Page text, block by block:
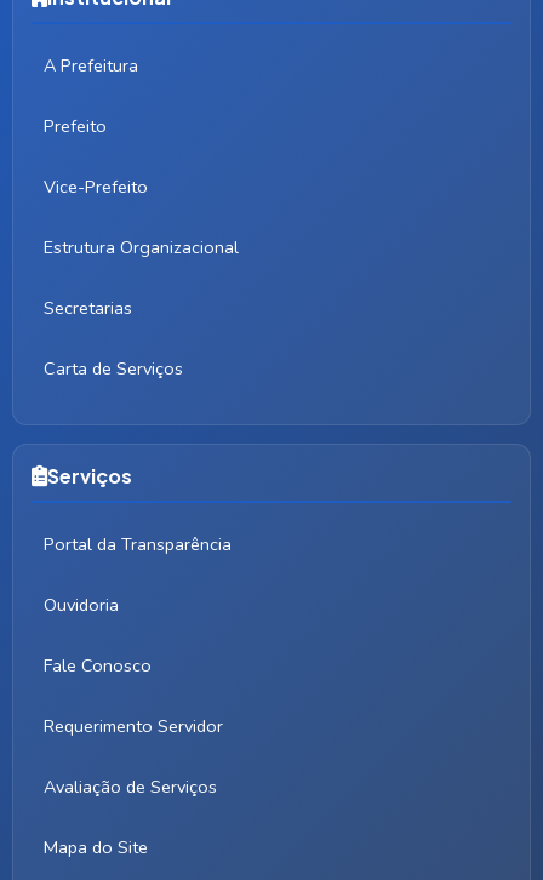
A Prefeitura
Prefeito
Vice-Prefeito
Estrutura Organizacional
Secretarias
Carta de Serviços
Serviços
Portal da Transparência
Ouvidoria
Fale Conosco
Requerimento Servidor
Avaliação de Serviços
Mapa do Site